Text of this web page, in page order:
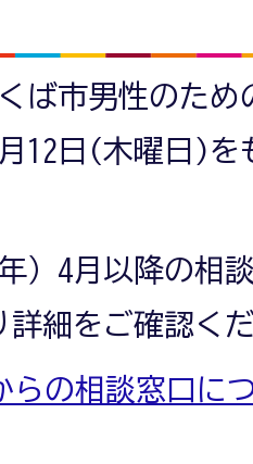
ば市男性のため
12日(木曜日)
）4月以降の相
詳細をご確認く
らの相談窓口に